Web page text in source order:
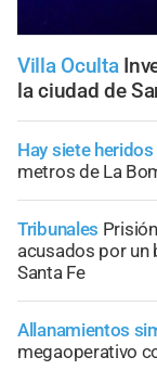
Villa Oculta
la ciudad de
Hay siete heridos
metros de La
Tribunales
acusados por un
Santa Fe
Allanamientos
megaoperativo